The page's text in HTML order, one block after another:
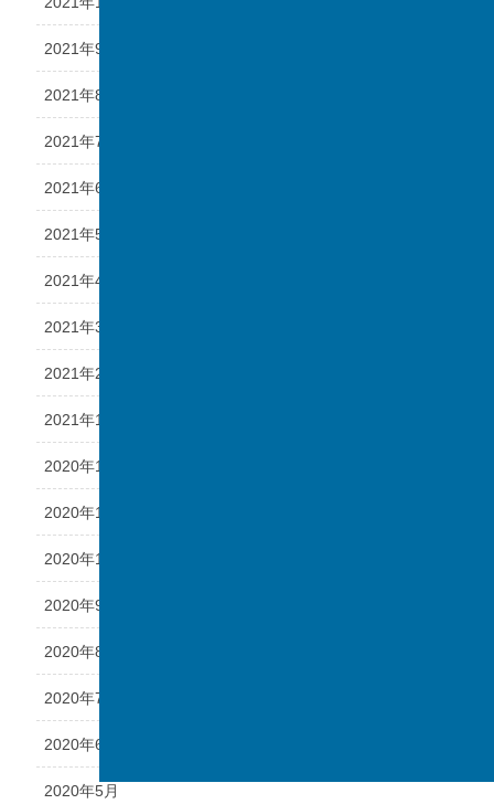
2021年9月
2021年8月
2021年7月
2021年6月
2021年5月
2021年4月
2021年3月
2021年2月
2021年1月
2020年12月
2020年11月
2020年10月
2020年9月
2020年8月
2020年7月
2020年6月
2020年5月